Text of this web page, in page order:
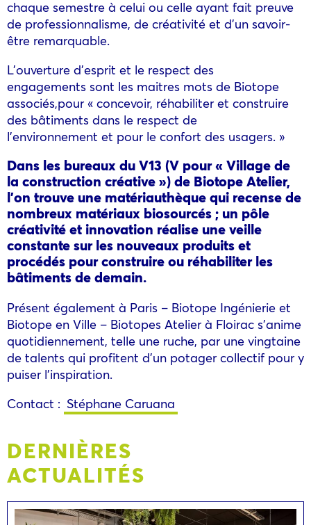
chaque semestre à celui ou celle ayant fait preuve
de professionnalisme, de créativité et d’un savoir-
être remarquable.
L’ouverture d’esprit et le respect des
engagements sont les maitres mots de Biotope
associés,pour « concevoir, réhabiliter et construire
des bâtiments dans le respect de
l’environnement et pour le confort des usagers. »
Dans les bureaux du V13 (V pour « Village de
la construction créative ») de Biotope Atelier,
l’on trouve une matériauthèque qui recense de
nombreux matériaux biosourcés ; un pôle
créativité et innovation réalise une veille
constante sur les nouveaux produits et
procédés pour construire ou réhabiliter les
bâtiments de demain.
Présent également à Paris – Biotope Ingénierie et
Biotope en Ville – Biotopes Atelier à Floirac s’anime
quotidiennement, telle une ruche, par une vingtaine
de talents qui profitent d’un potager collectif pour y
puiser l’inspiration.
Contact : Stéphane Caruana
DERNIÈRES
ACTUALITÉS